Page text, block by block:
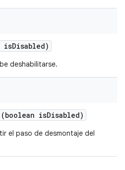
isDisabled)
deshabilitarse.
(boolean isDisabled)
el paso de desmontaje del